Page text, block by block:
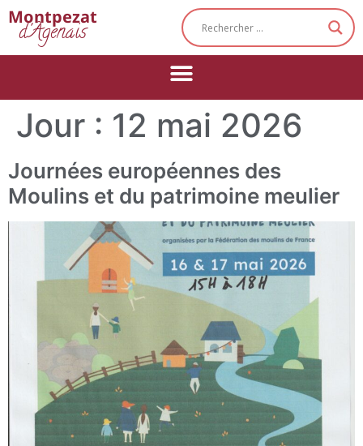
Montpezat
d'Agenais
Jour : 12 mai 2026
Journées européennes des
Moulins et du patrimoine meulier
Cookies management panel